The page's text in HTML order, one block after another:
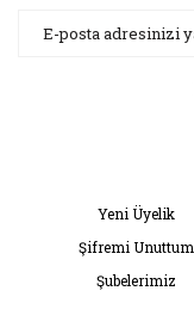
Yeni Üyelik
Şifremi Unuttum
Şubelerimiz